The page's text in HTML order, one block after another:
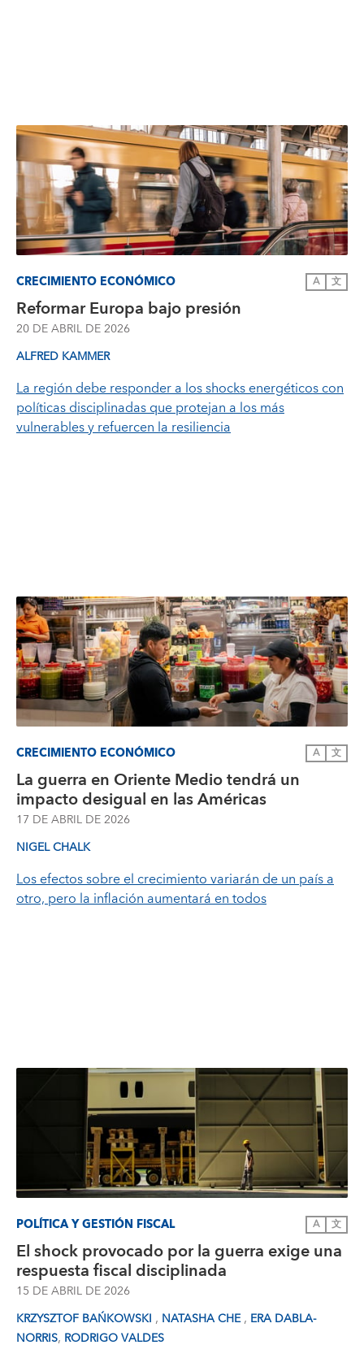
CRECIMIENTO ECONÓMICO A 文
Reformar Europa bajo presión
20 DE ABRIL DE 2026
ALFRED KAMMER
La región debe responder a los shocks energéticos con
políticas disciplinadas que protejan a los más
vulnerables y refuercen la resiliencia
CRECIMIENTO ECONÓMICO A 文
La guerra en Oriente Medio tendrá un
impacto desigual en las Américas
17 DE ABRIL DE 2026
NIGEL CHALK
Los efectos sobre el crecimiento variarán de un país a
otro, pero la inflación aumentará en todos
POLÍTICA Y GESTIÓN FISCAL A 文
El shock provocado por la guerra exige una
respuesta fiscal disciplinada
15 DE ABRIL DE 2026
KRZYSZTOF BAŃKOWSKI , NATASHA CHE, ERA DABLA-
NORRIS, RODRIGO VALDES